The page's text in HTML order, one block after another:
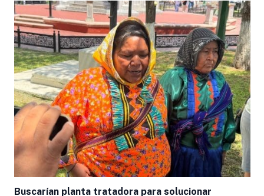
Buscarían planta tratadora para solucionar